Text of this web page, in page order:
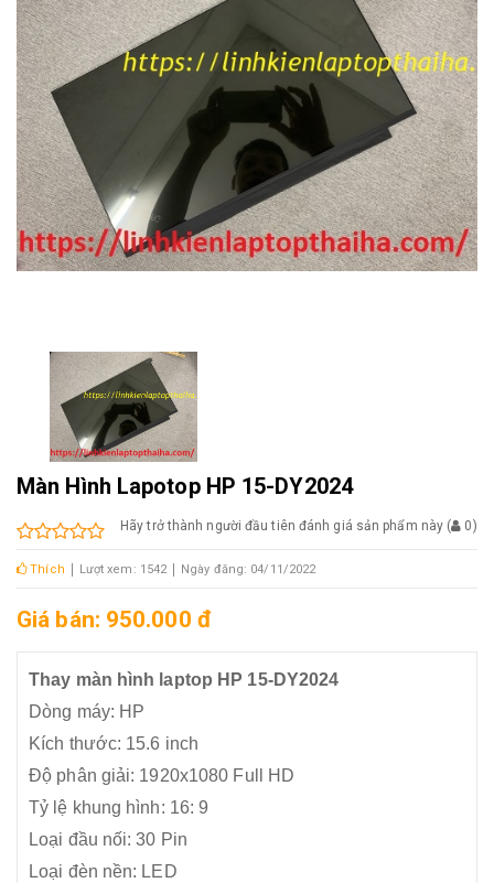
Màn Hình Lapotop HP 15-DY2024
Hãy trở thành người đầu tiên đánh giá sản phẩm này ( 0)
Thích Lượt xem: 1542 Ngày đăng: 04/11/2022
Giá bán: 950.000 đ
Thay màn hình laptop HP 15-DY2024
Dòng máy: HP
Kích thước: 15.6 inch
​Độ phân giải: 1920x1080 Full HD
Tỷ lệ khung hình: 16: 9
Loại đầu nối: 30 Pin
Loại đèn nền: LED